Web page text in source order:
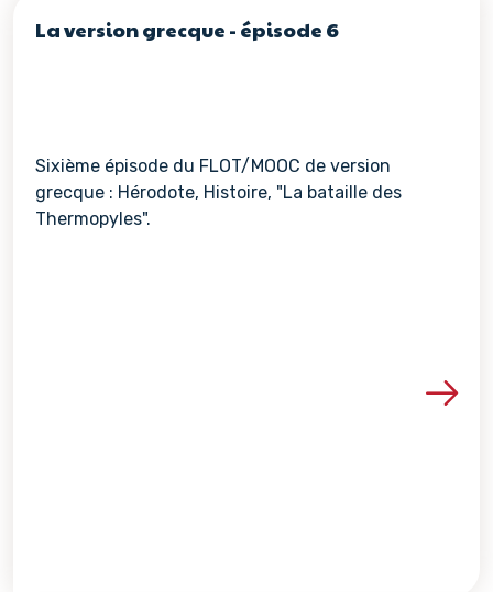
La version grecque - épisode 6
Sixième épisode du FLOT/MOOC de version
grecque : Hérodote, Histoire, "La bataille des
Thermopyles".
Voir les détails de la